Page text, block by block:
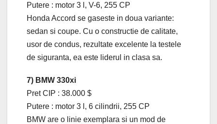
Putere : motor 3 l, V-6, 255 CP
Honda Accord se gaseste in doua variante:
sedan si coupe. Cu o constructie de calitate,
usor de condus, rezultate excelente la testele
de siguranta, ea este liderul in clasa sa.
7) BMW 330xi
Pret CIP : 38.000 $
Putere : motor 3 l, 6 cilindrii, 255 CP
BMW are o linie exemplara si un mod de